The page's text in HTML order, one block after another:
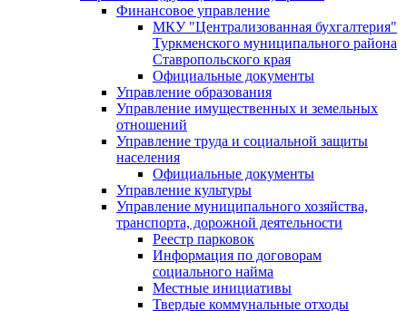
Финансовое управление
МКУ "Централизованная бухгалтерия"
Туркменского муниципального района
Ставропольского края
Официальные документы
Управление образования
Управление имущественных и земельных
отношений
Управление труда и социальной защиты
населения
Официальные документы
Управление культуры
Управление муниципального хозяйства,
транспорта, дорожной деятельности
Реестр парковок
Информация по договорам
социального найма
Местные инициативы
Твердые коммунальные отходы